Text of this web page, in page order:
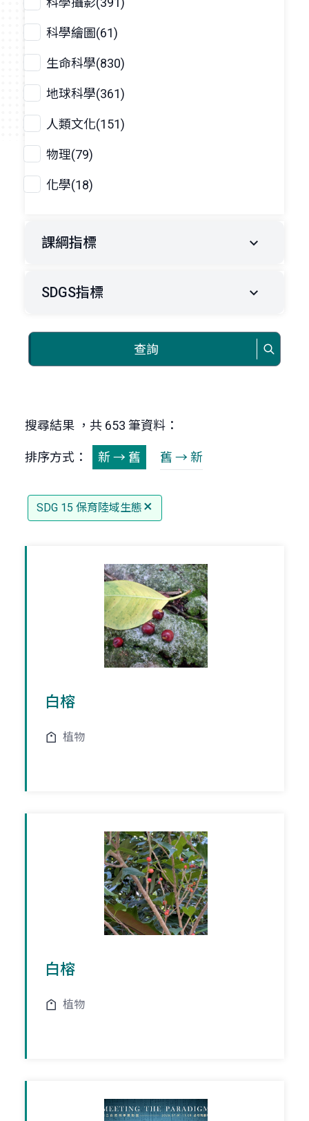
科學繪圖(61)
生命科學(830)
地球科學(361)
人類文化(151)
物理(79)
化學(18)
課綱指標
SDGS指標
查詢
搜尋結果 ，共 653 筆資料：
排序方式： 新 → 舊 舊 → 新
SDG 15 保育陸域生態
白榕
植物
白榕
植物